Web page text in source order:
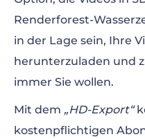
Renderforest-
in der Lage sein, Ihre
herunterzuladen und
immer Sie wollen.
Mit dem „HD-Export“
kostenpflichtigen